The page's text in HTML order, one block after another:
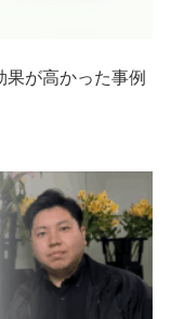
が高かった事例